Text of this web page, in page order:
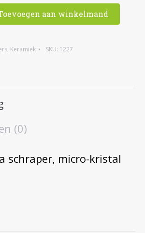
aan winkelmand
, Keramiek SKU: 1227
(0)
schraper, micro-kristal